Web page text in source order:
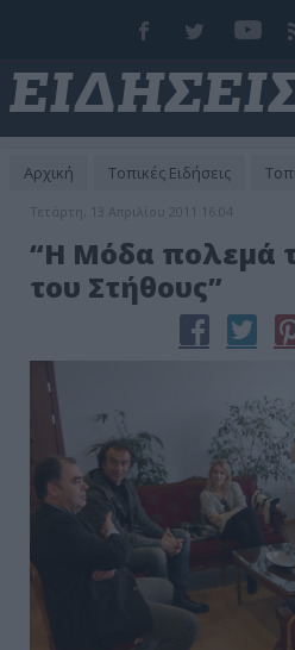
Αρχική Τοπικές Ειδήσεις
Τετάρτη, 13 Απριλίου 2011 16:04
“Η Μόδα πολεμά
του Στήθους”